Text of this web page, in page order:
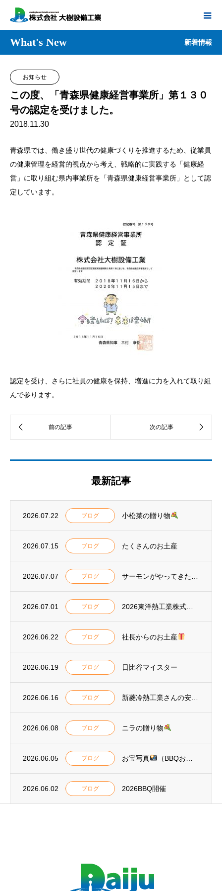
What's New 新着情報
お知らせ
この度、「青森県健康経営事業所」第１３０
号の認定を受けました。
2018.11.30
青森県では、働き盛り世代の健康づくりを推進するため、従業員
の健康管理を経営的視点から考え、戦略的に実践する「健康経
営」に取り組む県内事業所を「青森県健康経営事業所」として認
定しています。
認定を受け、さらに社員の健康を保持、増進に力を入れて取り組
んで参ります。
最新記事
2026.07.22 ブログ 小松菜の贈り物
2026.07.15 ブログ たくさんのお土産
2026.07.07 ブログ
2026.07.01 ブログ
2026.06.22 ブログ 社長からのお土産
2026.06.19 ブログ 日比谷マイスター
2026.06.16 ブログ
2026.06.08 ブログ ニラの贈り物
2026.06.05 ブログ お宝写真 （BBQおまけ）
2026.06.02 ブログ 2026BBQ開催